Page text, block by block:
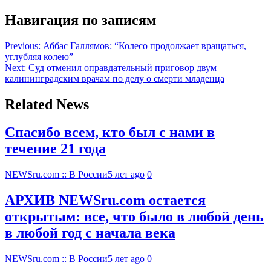
Навигация по записям
Previous: Аббас Галлямов: “Колесо продолжает вращаться,
углубляя колею”
Next: Суд отменил оправдательный приговор двум
калининградским врачам по делу о смерти младенца
Related News
Спасибо всем, кто был с нами в
течение 21 года
NEWSru.com :: В России5 лет ago 0
АРХИВ NEWSru.com остается
открытым: все, что было в любой день
в любой год с начала века
NEWSru.com :: В России5 лет ago 0